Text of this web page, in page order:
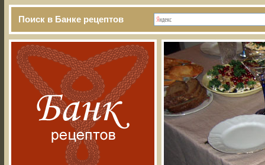
Поиск в Банке рецептов